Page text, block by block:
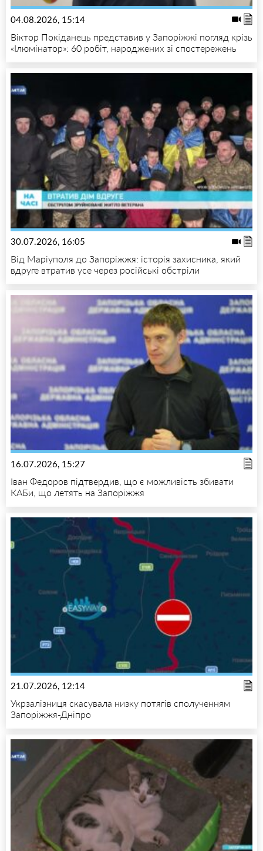
04.08.2026, 15:14
Віктор Покіданець представив у Запоріжжі погляд крізь
«Ілюмінатор»: 60 робіт, народжених зі спостережень
30.07.2026, 16:05
Від Маріуполя до Запоріжжя: історія захисника, який
вдруге втратив усе через російські обстріли
16.07.2026, 15:27
Іван Федоров підтвердив, що є можливість збивати
КАБи, що летять на Запоріжжя
21.07.2026, 12:14
Укрзалізниця скасувала низку потягів сполученням
Запоріжжя-Дніпро